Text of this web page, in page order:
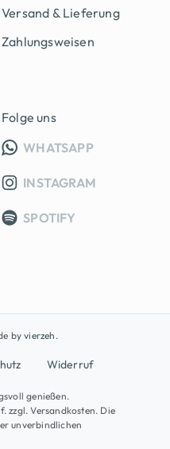
Versand & Lieferung
Zahlungsweisen
Folge uns
WHATSAPPINFO
INSTAGRAM
SPOTIFY
byvierzeh.
Widerruf
genießen.
zzgl. Versandkosten. Die
unverbindlichen